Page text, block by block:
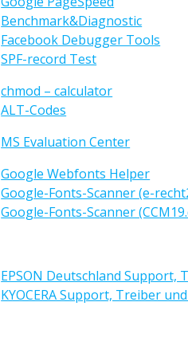
Benchmark&Diagnostic
Facebook Debugger Tools
SPF-record Test
chmod – calculator
ALT-Codes
MS Evaluation Center
Google Webfonts Helper
Google-Fonts-Scanner (e-
Google-Fonts-Scanner
EPSON Deutschland Support,
KYOCERA Support, Treiber